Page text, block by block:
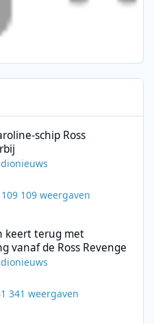
schip Ross
109 weergaven
keert terug met
vanaf de Ross Revenge
341 weergaven